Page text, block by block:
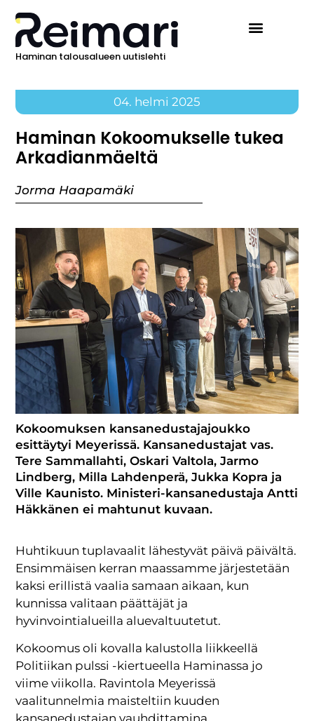
Haminan talousalueen uutislehti
04. helmi 2025
Haminan Kokoomukselle tukea
Arkadianmäeltä
Jorma Haapamäki
Kokoomuksen kansanedustajajoukko
esittäytyi Meyerissä. Kansanedustajat vas.
Tere Sammallahti, Oskari Valtola, Jarmo
Lindberg, Milla Lahdenperä, Jukka Kopra ja
Ville Kaunisto. Ministeri-kansanedustaja Antti
Häkkänen ei mahtunut kuvaan.
Huhtikuun tuplavaalit lähestyvät päivä päivältä.
Ensimmäisen kerran maassamme järjestetään
kaksi erillistä vaalia samaan aikaan, kun
kunnissa valitaan päättäjät ja
hyvinvointialueilla aluevaltuutetut.
Kokoomus oli kovalla kalustolla liikkeellä
Politiikan pulssi -kiertueella Haminassa jo
viime viikolla. Ravintola Meyerissä
vaalitunnelmia maisteltiin kuuden